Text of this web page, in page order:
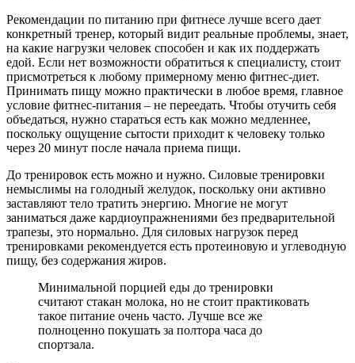
Рекомендации по питанию при фитнесе лучше всего дает
конкретный тренер, который видит реальные проблемы, знает,
на какие нагрузки человек способен и как их поддержать
едой. Если нет возможности обратиться к специалисту, стоит
присмотреться к любому примерному меню фитнес-диет.
Принимать пищу можно практически в любое время, главное
условие фитнес-питания – не переедать. Чтобы отучить себя
объедаться, нужно стараться есть как можно медленнее,
поскольку ощущение сытости приходит к человеку только
через 20 минут после начала приема пищи.
До тренировок есть можно и нужно. Силовые тренировки
немыслимы на голодный желудок, поскольку они активно
заставляют тело тратить энергию. Многие не могут
заниматься даже кардиоупражнениями без предварительной
трапезы, это нормально. Для силовых нагрузок перед
тренировками рекомендуется есть протеиновую и углеводную
пищу, без содержания жиров.
Минимальной порцией еды до тренировки
считают стакан молока, но не стоит практиковать
такое питание очень часто. Лучше все же
полноценно покушать за полтора часа до
спортзала.